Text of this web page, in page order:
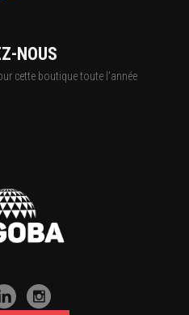
NOUS
cette boutique toute l'année